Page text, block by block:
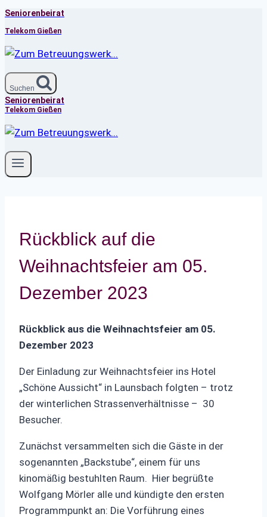
Zum
Inhalt
springen
Seniorenbeirat
Telekom Gießen
Suchen
Seniorenbeirat
Telekom Gießen
Rückblick auf die
Weihnachtsfeier am 05.
Dezember 2023
Rückblick aus die Weihnachtsfeier am 05.
Dezember 2023
Der Einladung zur Weihnachtsfeier ins Hotel
„Schöne Aussicht“ in Launsbach folgten – trotz
der winterlichen Strassenverhältnisse – 30
Besucher.
Zunächst versammelten sich die Gäste in der
sogenannten „Backstube“, einem für uns
kinomäßig bestuhlten Raum. Hier begrüßte
Wolfgang Mörler alle und kündigte den ersten
Programmpunkt an: Die Vorführung eines